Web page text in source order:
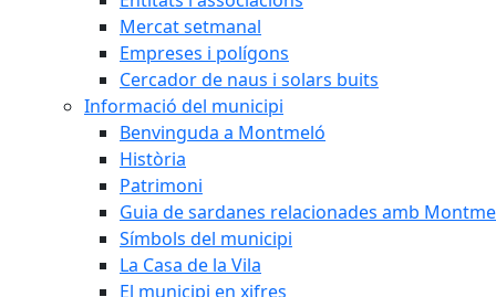
Mercat setmanal
Empreses i polígons
Cercador de naus i solars buits
Informació del municipi
Benvinguda a Montmeló
Història
Patrimoni
Guia de sardanes relacionades amb
Símbols del municipi
La Casa de la Vila
El municipi en xifres